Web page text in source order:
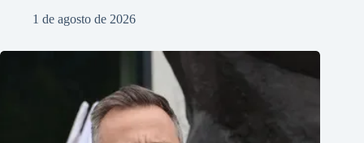
1 de agosto de 2026